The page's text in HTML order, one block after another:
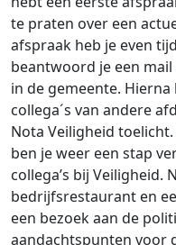
te praten over een
afspraak heb je even
beantwoord je een
in de gemeente.
collega´s van andere
Nota Veiligheid
ben je weer een stap
collega’s bij Veiligheid.
bedrijfsrestaurant en
een bezoek aan de
aandachtspunten voor